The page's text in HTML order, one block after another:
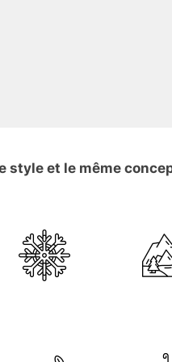
style et le même